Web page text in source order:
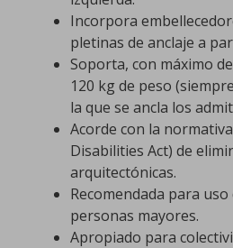
Incorpora
pletinas de anclaje a
Soporta, con máximo
120 kg de peso
la que se ancla los
Acorde con la
Disabilities Act) de
arquitectónicas.
Recomendada para
personas mayores.
Apropiado para